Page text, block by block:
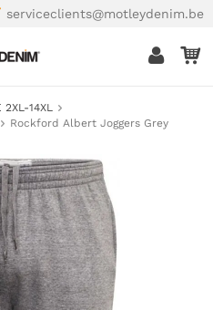
serviceclients@motleydenim.be
2XL-14XL
Rockford Albert Joggers Grey